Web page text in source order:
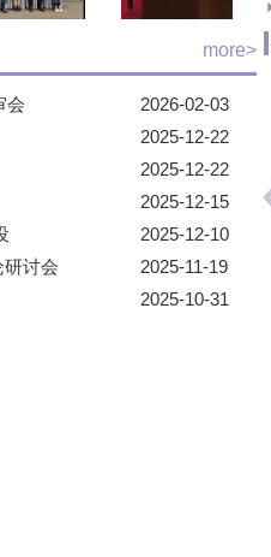
more>
会
2026-02-03
2025-12-22
2025-12-22
2025-12-15
2025-12-10
讨会
2025-11-19
2025-10-31